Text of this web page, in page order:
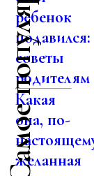
Самое популярное
ребенок
подавился:
советы
родителям
Какая
она, по-
желанная